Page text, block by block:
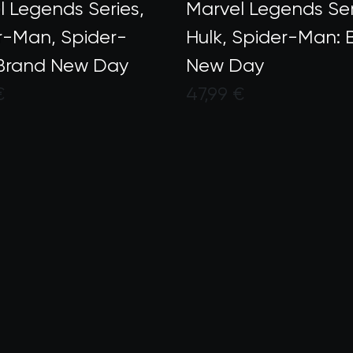
Legends Series,
Man, Spider-
New Day
Marvel Legends
Hulk, Spider-Man:
New Day
47,99 €